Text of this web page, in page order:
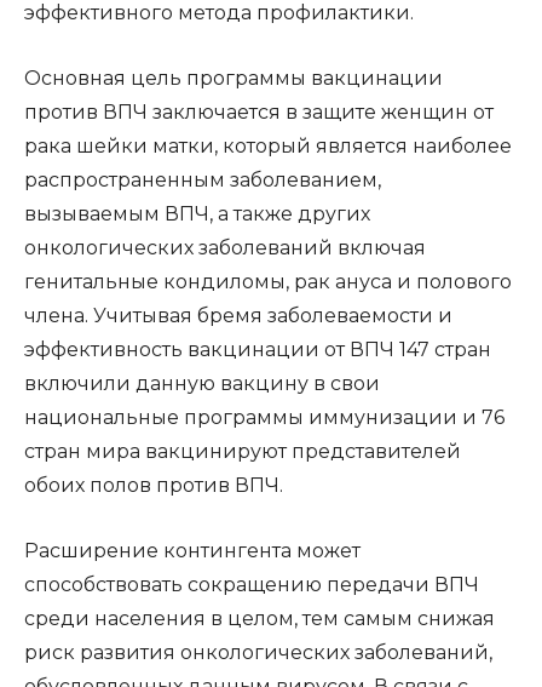
эффективного метода профилактики.
Основная цель программы вакцинации
против ВПЧ заключается в защите женщин от
рака шейки матки, который является наиболее
распространенным заболеванием,
вызываемым ВПЧ, а также других
онкологических заболеваний включая
генитальные кондиломы, рак ануса и полового
члена. Учитывая бремя заболеваемости и
эффективность вакцинации от ВПЧ 147 стран
включили данную вакцину в свои
национальные программы иммунизации и 76
стран мира вакцинируют представителей
обоих полов против ВПЧ.
Расширение контингента может
способствовать сокращению передачи ВПЧ
среди населения в целом, тем самым снижая
риск развития онкологических заболеваний,